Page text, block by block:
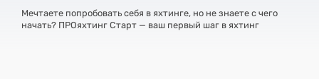
Мечтаете попробовать себя в яхтинге, но не знаете с чего
начать? ПРОяхтинг Старт — ваш первый шаг в яхтинг